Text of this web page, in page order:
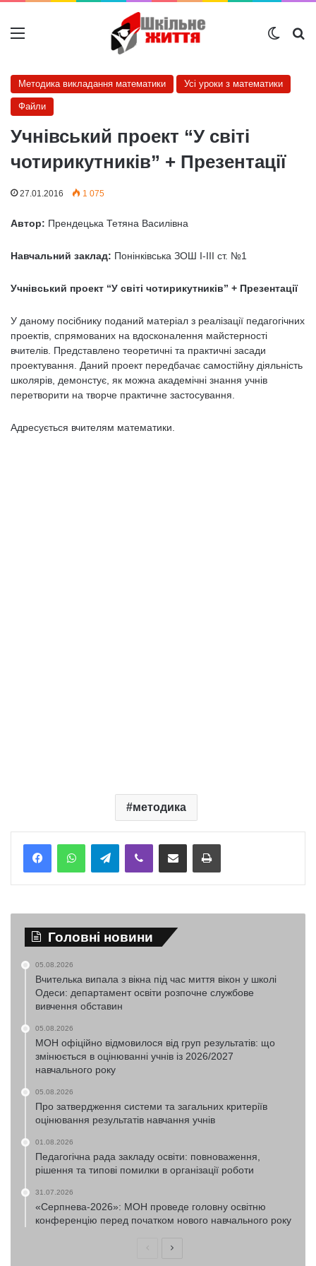
Меню
Методика викладання математики Усі уроки з математики
Файли
Учнівський проект “У світі
чотирикутників” + Презентації
27.01.2016 1 075
Автор: Прендецька Тетяна Василівна
Навчальний заклад: Понінківська ЗОШ I-III ст. №1
Учнівський проект “У світі чотирикутників” + Презентації
У даному посібнику поданий матеріал з реалізації педагогічних
проектів, спрямованих на вдосконалення майстерності
вчителів. Представлено теоретичні та практичні засади
проектування. Даний проект передбачає самостійну діяльність
школярів, демонстує, як можна академічні знання учнів
перетворити на творче практичне застосування.
Адресується вчителям математики.
методика
TelegramViber Надіслати електронною поштоюНадрукувати
Головні новини
05.08.2026
Вчителька випала з вікна під час миття вікон у школі
Одеси: департамент освіти розпочне службове
вивчення обставин
05.08.2026
МОН офіційно відмовилося від груп результатів: що
змінюється в оцінюванні учнів із 2026/2027
навчального року
05.08.2026
Про затвердження системи та загальних критеріїв
оцінювання результатів навчання учнів
01.08.2026
Педагогічна рада закладу освіти: повноваження,
рішення та типові помилки в організації роботи
31.07.2026
«Серпнева-2026»: МОН проведе головну освітню
конференцію перед початком нового навчального року
ПопередняНаступна